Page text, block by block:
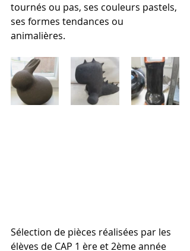
tournés ou pas, ses couleurs pastels,
ses formes tendances ou
animalières.
Sélection de pièces réalisées par les
élèves de CAP 1 ère et 2ème année